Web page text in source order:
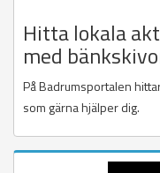
Hitta lokala
med
På Badrumsportalen
som gärna hjälper dig.